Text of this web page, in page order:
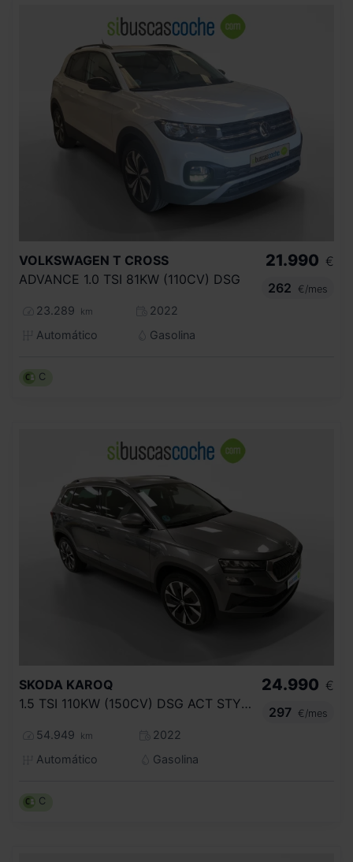
VOLKSWAGEN T CROSS
ADVANCE 1.0 TSI 81KW (110CV) DSG
23.289 km
2022
Automático
Gasolina
21.990 €
262
€/mes
C
SKODA KAROQ
1.5 TSI 110KW (150CV) DSG ACT STYLE
54.949 km
2022
Automático
Gasolina
24.990 €
297
€/mes
C